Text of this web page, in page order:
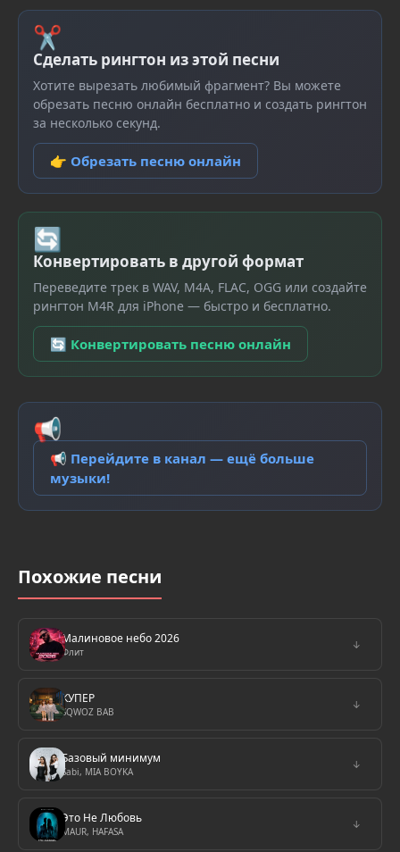
✂
Сделать рингтон из этой песни
Хотите вырезать любимый фрагмент? Вы можете
обрезать песню онлайн бесплатно и создать рингтон
за несколько секунд.
👉 Обрезать песню онлайн
🔄
Конвертировать в другой формат
Переведите трек в WAV, M4A, FLAC, OGG или создайте
рингтон M4R для iPhone — быстро и бесплатно.
🔄 Конвертировать песню онлайн
📢
📢 Перейдите в канал — ещё больше
музыки!
Похожие песни
Малиновое небо 2026
Флит
↓
КУПЕР
SQWOZ BAB
↓
Базовый минимум
Sabi, MIA BOYKA
↓
Это Не Любовь
MAUR, HAFASA
↓